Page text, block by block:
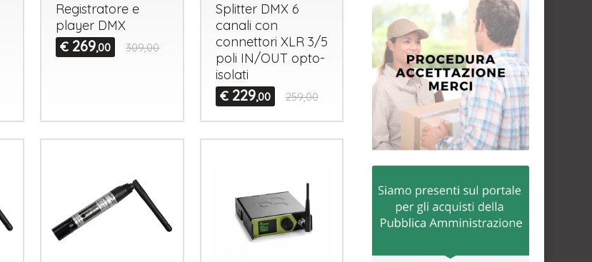
Registratore e
player DMX
€ 269,00 309,00
Splitter DMX6
canali con
connettori XLR3/5
poli IN/OUTopto-
isolati
€ 229,00 259,00